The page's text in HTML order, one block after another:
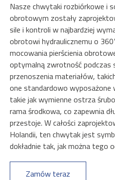
Nasze chwytaki rozbiórkowe i
obrotowym zostały
sile i kontroli w najbardziej
obrotowi hydraulicznemu o
mocowania pierścienia
optymalną zwrotność podczas
przenoszenia materiałów,
one standardowo wyposażone
takie jak wymienne ostrza
rama środkowa, co zapewnia
przestoje. W całości
Holandii, ten chwytak jest
dokładnie tak, jak można tego
Zamów teraz